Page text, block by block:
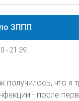
ЗППП
- 21:39
получилось, что я
- после